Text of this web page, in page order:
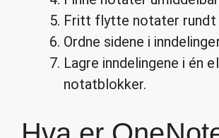
Fritt flytte notater rundt
Ordne sidene i
Lagre inndelingene i én
notatblokker.